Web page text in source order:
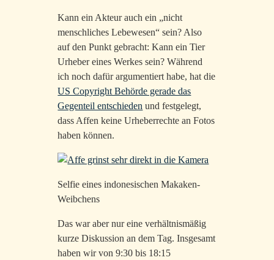
Kann ein Akteur auch ein „nicht
menschliches Lebewesen“ sein? Also
auf den Punkt gebracht: Kann ein Tier
Urheber eines Werkes sein? Während
ich noch dafür argumentiert habe, hat die
US Copyright Behörde gerade das
Gegenteil entschieden und festgelegt,
dass Affen keine Urheberrechte an Fotos
haben können.
Selfie eines indonesischen Makaken-
Weibchens
Das war aber nur eine verhältnismäßig
kurze Diskussion an dem Tag. Insgesamt
haben wir von 9:30 bis 18:15